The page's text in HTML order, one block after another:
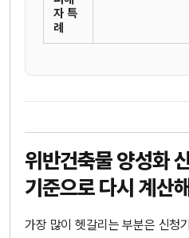
자 특
례
위반건축물 양성화
기준으로 다시 계산
가장 많이 헷갈리는 부분은 신청